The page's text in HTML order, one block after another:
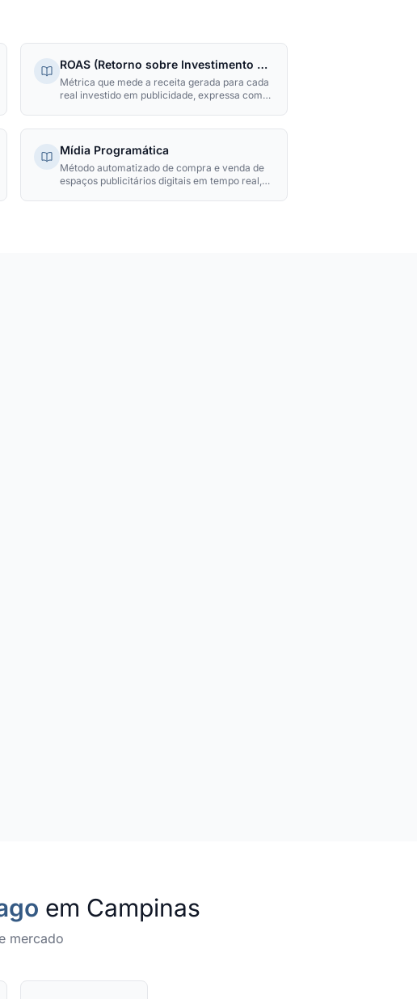
ROAS (Retorno sobre Investimento em Anúncios)
Métrica que mede a receita gerada para cada
real investido em publicidade, expressa como
Mídia Programática
Método automatizado de compra e venda de
espaços publicitários digitais em tempo real,
em Campinas
mercado